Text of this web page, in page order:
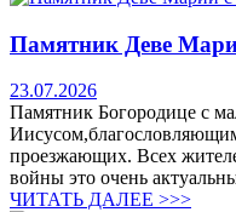
Памятник Деве
23.07.2026
Памятник Богородице с
проезжающих. Всех
войны это очень
ЧИТАТЬ ДАЛЕЕ >>>